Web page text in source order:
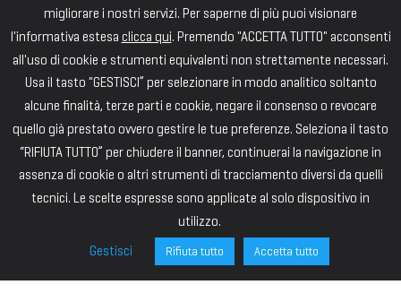
migliorare i nostri servizi. Per saperne di più puoi visionare
l'informativa estesa clicca qui. Premendo "ACCETTA TUTTO" acconsenti
all'uso di cookie e strumenti equivalenti non strettamente necessari.
Usa il tasto "GESTISCI” per selezionare in modo analitico soltanto
alcune finalità, terze parti e cookie, negare il consenso o revocare
quello già prestato ovvero gestire le tue preferenze. Seleziona il tasto
“RIFIUTA TUTTO” per chiudere il banner, continuerai la navigazione in
assenza di cookie o altri strumenti di tracciamento diversi da quelli
tecnici. Le scelte espresse sono applicate al solo dispositivo in
utilizzo.
Gestisci
Rifiuta tutto Accetta tutto